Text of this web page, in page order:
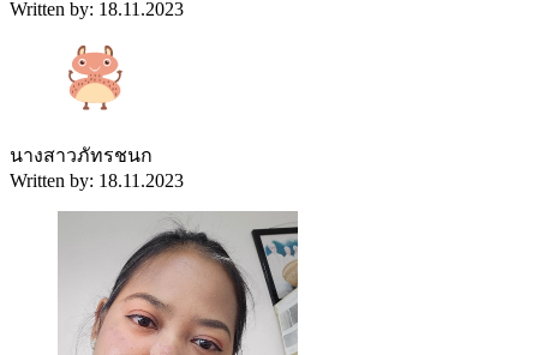
Written by: 18.11.2023
นางสาวภัทรชนก
Written by: 18.11.2023